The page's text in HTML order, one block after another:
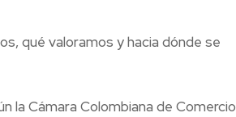
qué valoramos y hacia dónde se
la Cámara Colombiana de Comercio